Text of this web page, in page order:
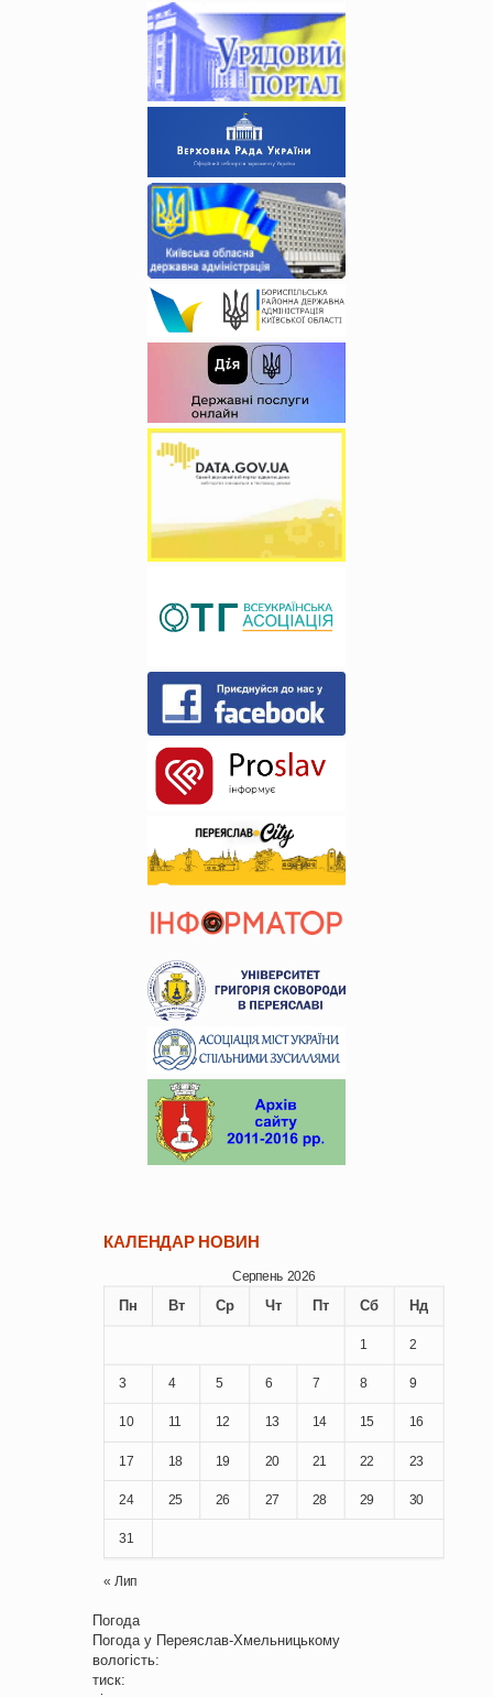
КАЛЕНДАР НОВИН
Серпень 2026
Пн Вт Ср Чт Пт Сб Нд
1 2
3 4 5 6 7 8 9
10 11 12 13 14 15 16
17 18 19 20 21 22 23
24 25 26 27 28 29 30
31
« Лип
Погода
Погода у Переяслав-Хмельницькому
вологість:
тиск: